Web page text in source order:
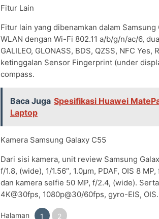
Fitur Lain
Fitur lain yang dibenamkan dalam
WLAN dengan Wi-Fi 802.11 a/b/g/n/ac/6,
GALILEO, GLONASS, BDS, QZSS, NFC
ketinggalan Sensor Fingerprint (under
compass.
Baca Juga Spesifikasi Huawei
Laptop
Kamera Samsung Galaxy C55
Dari sisi kamera, unit review Samsung
f/1.8, (wide), 1/1.56″, 1.0µm, PDAF, OIS 8
dan kamera selfie 50 MP, f/2.4, (wide).
4K@30fps, 1080p@30/60fps, gyro-EIS, OIS.
Halaman 1 2